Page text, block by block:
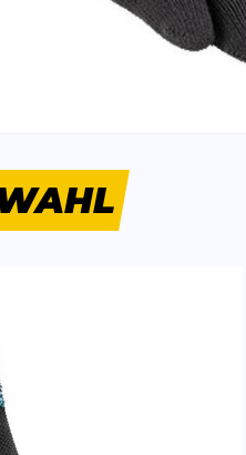
dieses Produkt bewertet.
Crew